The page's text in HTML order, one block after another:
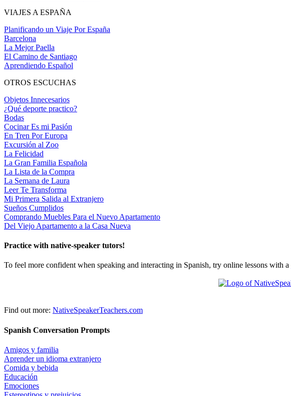
VIAJES A ESPAÑA
Planificando un Viaje Por España
Barcelona
La Mejor Paella
El Camino de Santiago
Aprendiendo Español
OTROS ESCUCHAS
Objetos Innecesarios
¿Qué deporte practico?
Bodas
Cocinar Es mi Pasión
En Tren Por Europa
Excursión al Zoo
La Felicidad
La Gran Familia Española
La Lista de la Compra
La Semana de Laura
Leer Te Transforma
Mi Primera Salida al Extranjero
Sueños Cumplidos
Comprando Muebles Para el Nuevo Apartamento
Del Viejo Apartamento a la Casa Nueva
Practice with native-speaker tutors!
To feel more confident when speaking and interacting in Spanish, try online lessons with a
Find out more: NativeSpeakerTeachers.com
Spanish Conversation Prompts
Amigos y familia
Aprender un idioma extranjero
Comida y bebida
Educación
Emociones